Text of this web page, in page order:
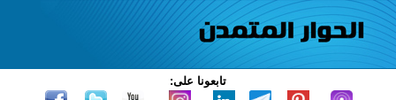
تابعونا على: